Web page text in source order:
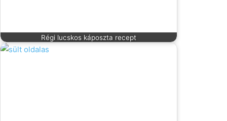
Régi lucskos káposzta recept